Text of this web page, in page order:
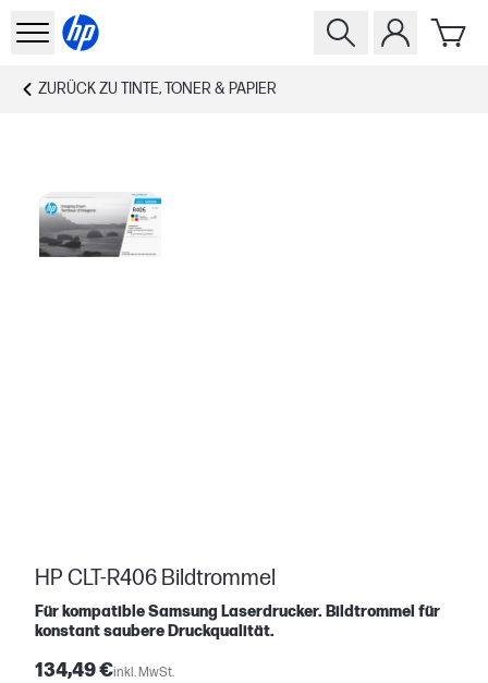
ZURÜCK ZU TINTE, TONER & PAPIER
HP CLT-R406 Bildtrommel
Für kompatible Samsung Laserdrucker. Bildtrommel für
konstant saubere Druckqualität.
134,49 €inkl. MwSt.